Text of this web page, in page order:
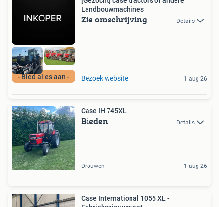
- Bied alles aan -
Landbouwmachines
Zie omschrijving Details
Bezoek website 1 aug 26
Case IH 745XL
Bieden Details
Drouwen 1 aug 26
Case International 1056 XL -